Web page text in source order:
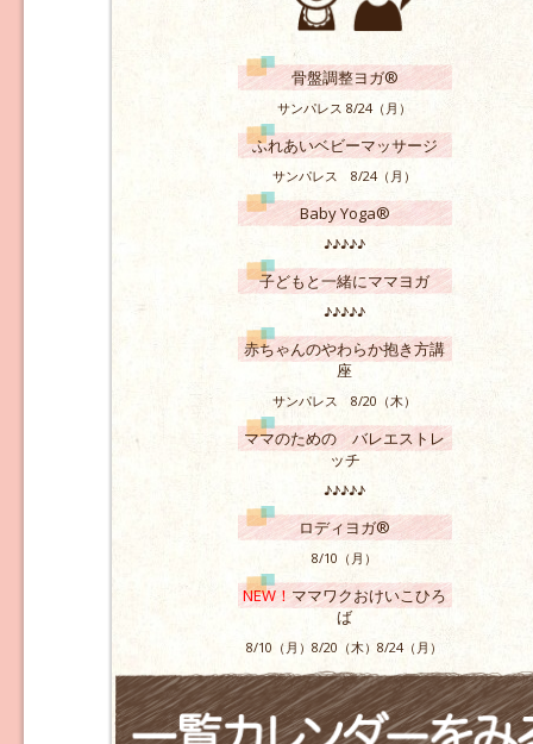
骨盤調整ヨガ®
サンパレス 8/24（月）
ふれあいベビーマッサージ
サンパレス 8/24（月）
Baby Yoga®
♪♪♪♪♪
子どもと一緒にママヨガ
♪♪♪♪♪
赤ちゃんのやわらか抱き方講
座
サンパレス 8/20（木）
ママのための バレエストレ
ッチ
♪♪♪♪♪
ロディヨガ®
8/10（月）
NEW！ママワクおけいこひろ
ば
8/10（月）8/20（木）8/24（月）